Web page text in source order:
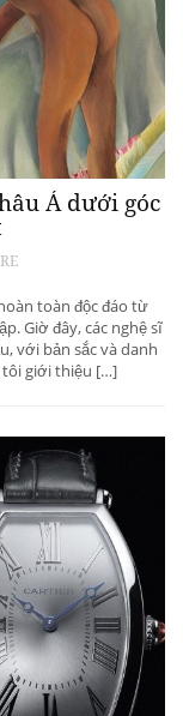
Á dưới góc
toàn độc đáo từ
Giờ đây, các nghệ sĩ
với bản sắc và danh
tôi giới thiệu […]